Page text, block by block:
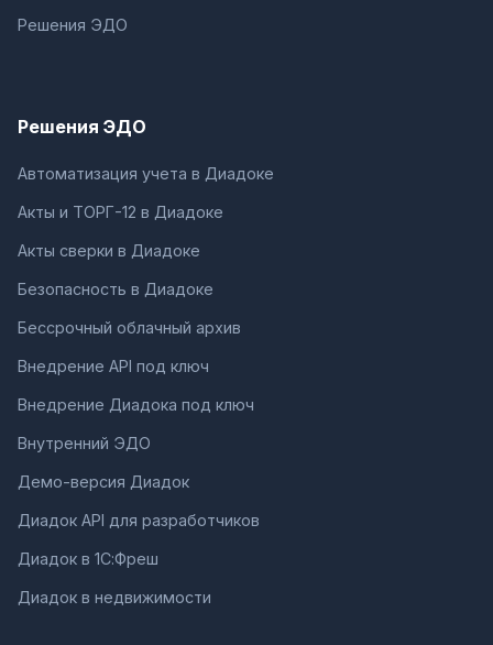
Решения ЭДО
Решения ЭДО
Автоматизация учета в Диадоке
Акты и ТОРГ-12 в Диадоке
Акты сверки в Диадоке
Безопасность в Диадоке
Бессрочный облачный архив
Внедрение API под ключ
Внедрение Диадока под ключ
Внутренний ЭДО
Демо-версия Диадок
Диадок API для разработчиков
Диадок в 1С:Фреш
Диадок в недвижимости